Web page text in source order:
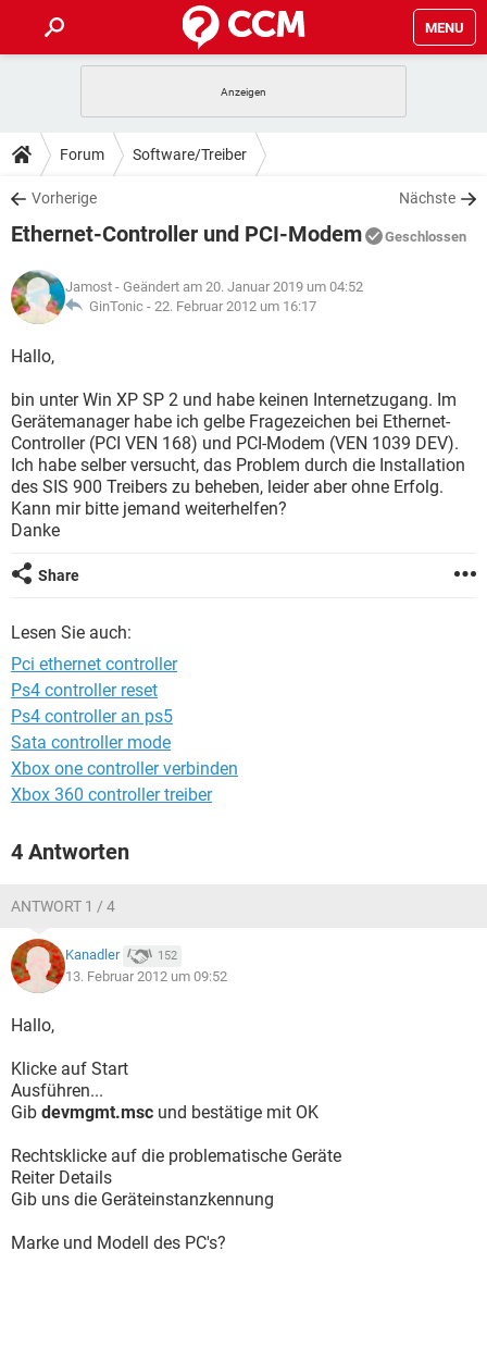
MENU
ANDROID IOS
WINDOWS 10
WHATSAPP TIKTOK
FACEBOOK
TIPPS & TRICKS
SPIELE
WHATSAPP TIKTOK
FACEBOOK
DOWNLOADS
SPIELE STREAMING
ANDROID
WINDOWS 10 INSTAGRAM
WHATSAPP
SPIELE STREAMING
ANDROID
WINDOWS 10
WHATSAPP TIKTOK
FACEBOOK HARDWARE
LEXIKON
SPIELE
WINDOWS 10 INSTAGRAM
WHATSAPP TIKTOK
FACEBOOK HARDWARE
Forum Software/Treiber
Vorherige Nächste
Ethernet-Controller und PCI-Modem Geschlossen
Jamost - Geändert am 20. Januar 2019 um 04:52
GinTonic - 22. Februar 2012 um 16:17
Hallo,
bin unter Win XP SP 2 und habe keinen Internetzugang. Im
Gerätemanager habe ich gelbe Fragezeichen bei Ethernet-
Controller (PCI VEN 168) und PCI-Modem (VEN 1039 DEV).
Ich habe selber versucht, das Problem durch die Installation
des SIS 900 Treibers zu beheben, leider aber ohne Erfolg.
Kann mir bitte jemand weiterhelfen?
Danke
Share
Lesen Sie auch:
Pci ethernet controller
Ps4 controller reset
Ps4 controller an ps5
Sata controller mode
Xbox one controller verbinden
Xbox 360 controller treiber
4 Antworten
ANTWORT 1 / 4
Kanadler 152
13. Februar 2012 um 09:52
Hallo,
Klicke auf Start
Ausführen...
Gib devmgmt.msc und bestätige mit OK
Rechtsklicke auf die problematische Geräte
Reiter Details
Gib uns die Geräteinstanzkennung
Marke und Modell des PC's?